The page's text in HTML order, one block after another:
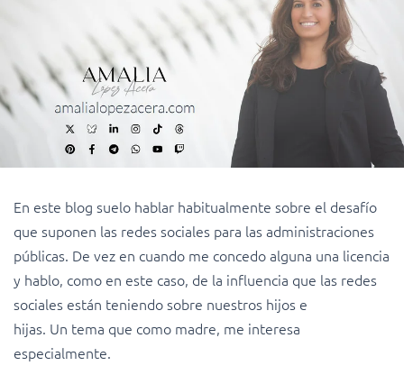
En este blog suelo hablar habitualmente sobre el desafío
que suponen las redes sociales para las administraciones
públicas. De vez en cuando me concedo alguna una licencia
y hablo, como en este caso, de la influencia que las redes
sociales están teniendo sobre nuestros hijos e
hijas. Un tema que como madre, me interesa
especialmente.